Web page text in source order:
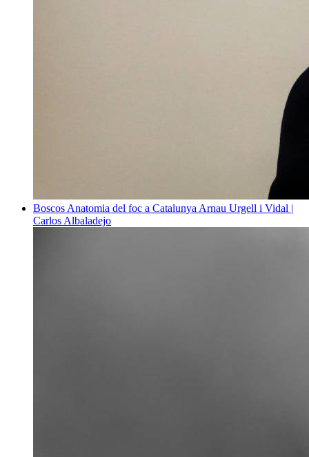
Boscos Anatomia del foc a Catalunya Arnau Urgell i Vidal |
Carlos Albaladejo